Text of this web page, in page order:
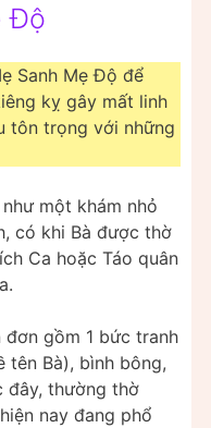
Độ
Sanh Mẹ Độ để
kỵ gây mất linh
tôn trọng với những
một khám nhỏ
có khi Bà được thờ
Ca hoặc Táo quân
gồm 1 bức tranh
Bà), bình bông,
đây, thường thờ
nay đang phổ